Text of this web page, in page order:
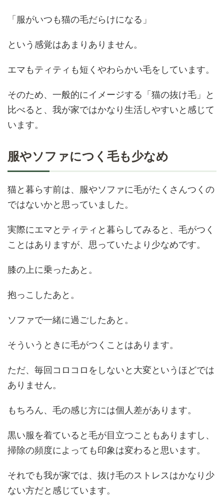
「服がいつも猫の毛だらけになる」
という感覚はあまりありません。
エマもティティも短くやわらかい毛をしています。
そのため、一般的にイメージする「猫の抜け毛」と
比べると、我が家ではかなり生活しやすいと感じて
います。
服やソファにつく毛も少なめ
猫と暮らす前は、服やソファに毛がたくさんつくの
ではないかと思っていました。
実際にエマとティティと暮らしてみると、毛がつく
ことはありますが、思っていたより少なめです。
膝の上に乗ったあと。
抱っこしたあと。
ソファで一緒に過ごしたあと。
そういうときに毛がつくことはあります。
ただ、毎回コロコロをしないと大変というほどでは
ありません。
もちろん、毛の感じ方には個人差があります。
黒い服を着ていると毛が目立つこともありますし、
掃除の頻度によっても印象は変わると思います。
それでも我が家では、抜け毛のストレスはかなり少
ない方だと感じています。